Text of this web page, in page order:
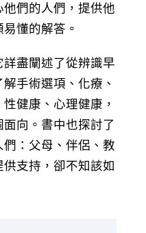
們的人們，提供他
懂的解答。
盡闡述了從辨識早
手術選項、化療、
健康、心理健康，
向。書中也探討了
：父母、伴侶、教
支持，卻不知該如